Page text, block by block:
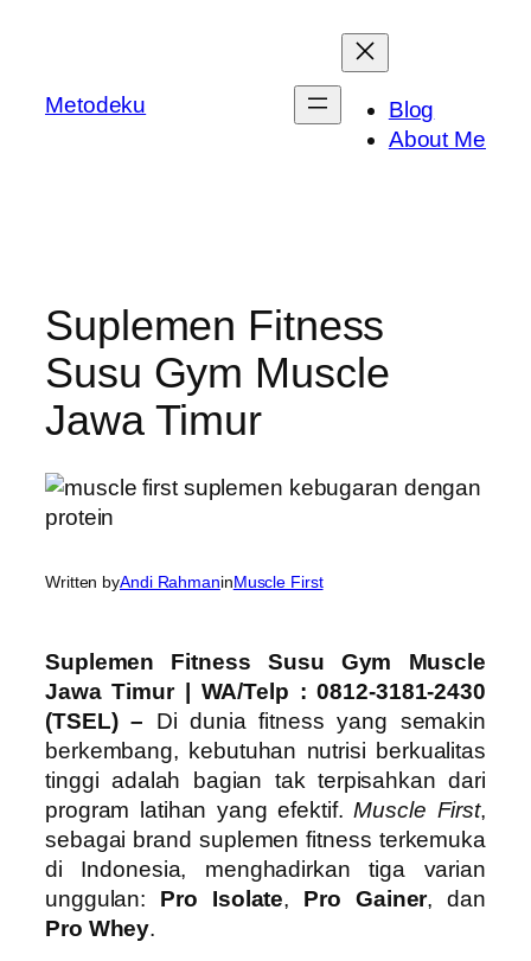
Metodeku
Blog
About Me
Suplemen Fitness
Susu Gym Muscle
Jawa Timur
Written byAndi RahmaninMuscle First
Suplemen Fitness Susu Gym Muscle
Jawa Timur
| WA/Telp : 0812-3181-2430
(TSEL) – Di dunia fitness yang semakin
berkembang, kebutuhan nutrisi berkualitas
tinggi adalah bagian tak terpisahkan dari
program latihan yang efektif.Muscle First,
sebagai brand suplemen fitness terkemuka
di Indonesia, menghadirkan tiga varian
unggulan: Pro Isolate, Pro Gainer, dan
Pro Whey.